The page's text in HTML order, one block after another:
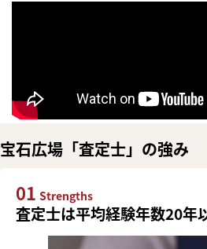
宝石広場「査定士」の強み
01 Strengths
査定士は平均経験年数20年